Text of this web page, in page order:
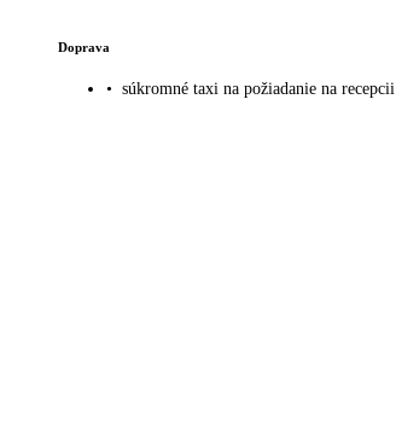
Doprava
• súkromné taxi na požiadanie na recepcii